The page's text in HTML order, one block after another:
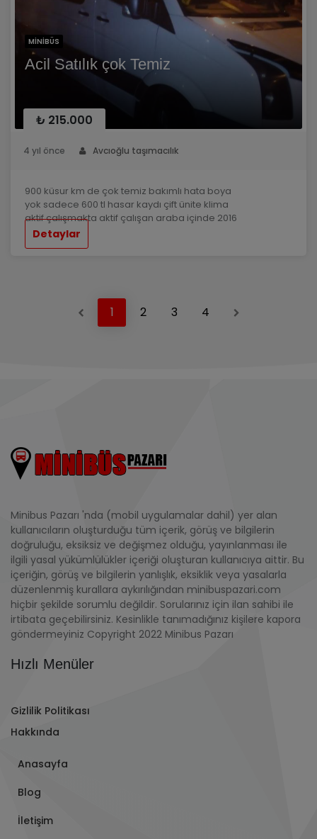
MINIBÜS
Acil Satılık çok Temiz
₺ 215.000
4 yıl önce Avcıoğlu taşımacılık
900 küsur km de çok temiz bakımlı hata boya
yok sadece 600 tl hasar kaydı çift ünite klima
aktif çalışmakta aktif çalışan araba içinde 2016
crafter koltuk takımı var 2008 koltuklu fiyatı 200
bin detaylı bilgi için 0539 304 3937
Detaylar
Previous
Minibus Pazarı 'nda (mobil uygulamalar dahil) yer alan
kullanıcıların oluşturduğu tüm içerik, görüş ve bilgilerin
doğruluğu, eksiksiz ve değişmez olduğu, yayınlanması ile
ilgili yasal yükümlülükler içeriği oluşturan kullanıcıya aittir. Bu
içeriğin, görüş ve bilgilerin yanlışlık, eksiklik veya yasalarla
düzenlenmiş kurallara aykırılığından minibuspazari.com
hiçbir şekilde sorumlu değildir. Sorularınız için ilan sahibi ile
irtibata geçebilirsiniz. Kesinlikle tanımadığınız kişilere kapora
göndermeyiniz Copyright 2022 Minibus Pazarı
Hızlı Menüler
Gizlilik Politikası
Hakkında
Anasayfa
Blog
İletişim